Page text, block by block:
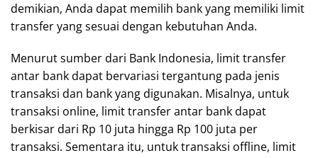
demikian, Anda dapat memilih bank yang memiliki limit
transfer yang sesuai dengan kebutuhan Anda.
Menurut sumber dari Bank Indonesia, limit transfer
antar bank dapat bervariasi tergantung pada jenis
transaksi dan bank yang digunakan. Misalnya, untuk
transaksi online, limit transfer antar bank dapat
berkisar dari Rp 10 juta hingga Rp 100 juta per
transaksi. Sementara itu, untuk transaksi offline, limit